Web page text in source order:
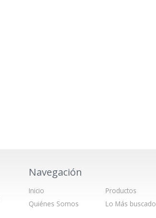
Navegación
Inicio
Quiénes Somos
Productos
Lo Más buscado